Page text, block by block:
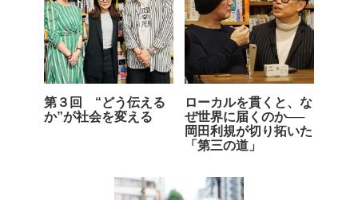
第３回 “どう伝える
か”が社会を変える
ローカルを貫くと、な
ぜ世界に届くのか──
岡田利規が切り拓いた
「第三の道」